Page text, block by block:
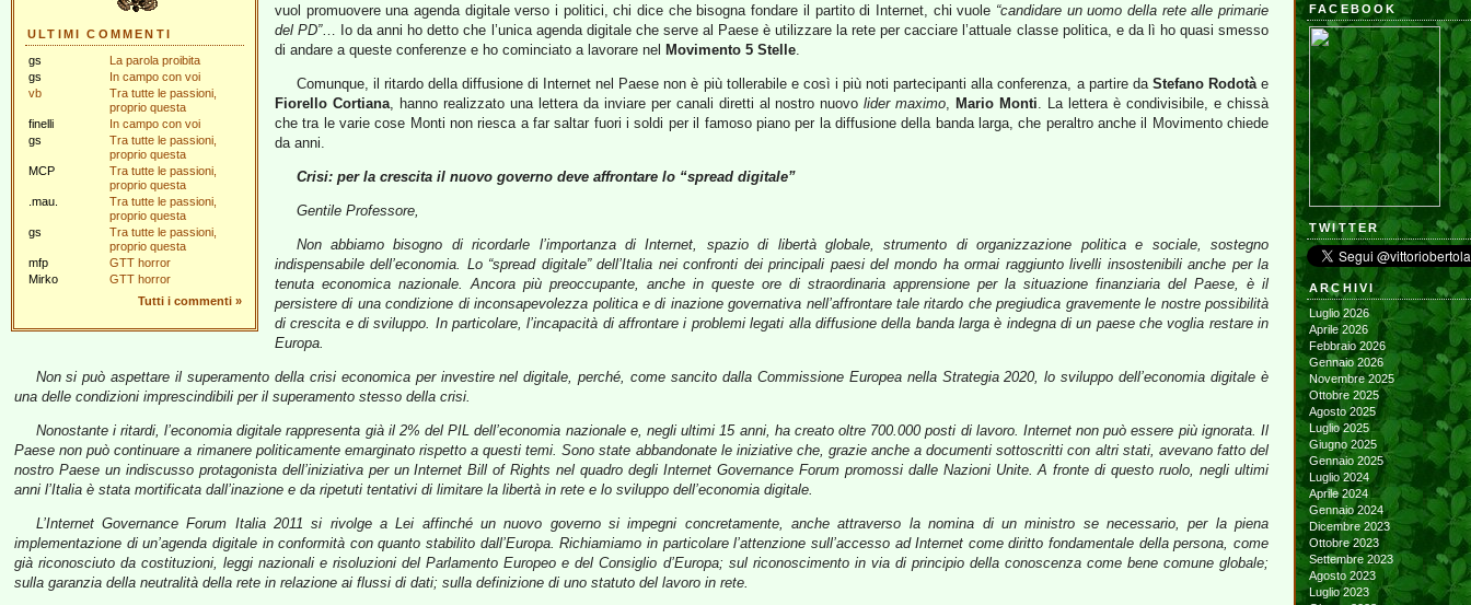
ULTIMI COMMENTI
gs
La parola proibita
gs
In campo con voi
vb
Tra tutte le passioni,
proprio questa
finelli
In campo con voi
gs
Tra tutte le passioni,
proprio questa
MCP
Tra tutte le passioni,
proprio questa
.mau.
Tra tutte le passioni,
proprio questa
gs
Tra tutte le passioni,
proprio questa
mfp
GTT horror
Mirko
GTT horror
Tutti i commenti »
vuol promuovere una agenda digitale verso i politici, chi dice che bisogna fondare il partito di Internet, chi vuole “candidare un uomo della rete alle primarie
del PD”… Io da anni ho detto che l’unica agenda digitale che serve al Paese è utilizzare la rete per cacciare l’attuale classe politica, e da lì ho quasi smesso
di andare a queste conferenze e ho cominciato a lavorare nel Movimento 5 Stelle.
Comunque, il ritardo della diffusione di Internet nel Paese non è più tollerabile e così i più noti partecipanti alla conferenza, a partire da Stefano Rodotàe
Fiorello Cortiana, hanno realizzato una lettera da inviare per canali diretti al nostro nuovolider maximo, Mario Monti. La lettera è condivisibile, e chissà
che tra le varie cose Monti non riesca a far saltar fuori i soldi per il famoso piano per la diffusione della banda larga, che peraltro anche il Movimento chiede
da anni.
Crisi: per la crescita il nuovo governo deve affrontare lo “spread digitale”
Gentile Professore,
Non abbiamo bisogno di ricordarle l’importanza di Internet, spazio di libertà globale, strumento di organizzazione politica e sociale, sostegno
indispensabile dell’economia. Lo “spread digitale” dell’Italia nei confronti dei principali paesi del mondo ha ormai raggiunto livelli insostenibili anche per la
tenuta economica nazionale. Ancora più preoccupante, anche in queste ore di straordinaria apprensione per la situazione finanziaria del Paese, è il
persistere di una condizione di inconsapevolezza politica e di inazione governativa nell’affrontare tale ritardo che pregiudica gravemente le nostre possibilità
di crescita e di sviluppo. In particolare, l’incapacità di affrontare i problemi legati alla diffusione della banda larga è indegna di un paese che voglia restare in
Europa.
Non si può aspettare il superamento della crisi economica per investire nel digitale, perché, come sancito dalla Commissione Europea nella Strategia 2020, lo sviluppo dell’economia digitale è
una delle condizioni imprescindibili per il superamento stesso della crisi.
Nonostante i ritardi, l’economia digitale rappresenta già il 2% del PIL dell’economia nazionale e, negli ultimi 15 anni, ha creato oltre 700.000 posti di lavoro. Internet non può essere più ignorata. Il
Paese non può continuare a rimanere politicamente emarginato rispetto a questi temi. Sono state abbandonate le iniziative che, grazie anche a documenti sottoscritti con altri stati, avevano fatto del
nostro Paese un indiscusso protagonista dell’iniziativa per un Internet Bill of Rights nel quadro degli Internet Governance Forum promossi dalle Nazioni Unite. A fronte di questo ruolo, negli ultimi
anni l’Italia è stata mortificata dall’inazione e da ripetuti tentativi di limitare la libertà in rete e lo sviluppo dell’economia digitale.
L’Internet Governance Forum Italia 2011 si rivolge a Lei affinché un nuovo governo si impegni concretamente, anche attraverso la nomina di un ministro se necessario, per la piena
implementazione di un’agenda digitale in conformità con quanto stabilito dall’Europa. Richiamiamo in particolare l’attenzione sull’accesso ad Internet come diritto fondamentale della persona, come
già riconosciuto da costituzioni, leggi nazionali e risoluzioni del Parlamento Europeo e del Consiglio d’Europa; sul riconoscimento in via di principio della conoscenza come bene comune globale;
sulla garanzia della neutralità della rete in relazione ai flussi di dati; sulla definizione di uno statuto del lavoro in rete.
FACEBOOK
TWITTER
ARCHIVI
Luglio 2026
Aprile 2026
Febbraio 2026
Gennaio 2026
Novembre 2025
Ottobre 2025
Agosto 2025
Luglio 2025
Giugno 2025
Gennaio 2025
Luglio 2024
Aprile 2024
Gennaio 2024
Dicembre 2023
Ottobre 2023
Settembre 2023
Agosto 2023
Luglio 2023